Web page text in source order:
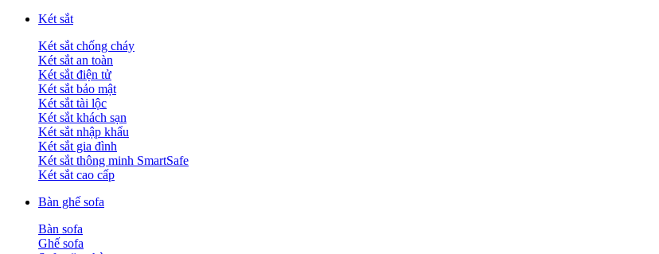
Két sắt
Két sắt chống cháy
Két sắt an toàn
Két sắt điện tử
Két sắt bảo mật
Két sắt tài lộc
Két sắt khách sạn
Két sắt nhập khẩu
Két sắt gia đình
Két sắt thông minh SmartSafe
Két sắt cao cấp
Bàn ghế sofa
Bàn sofa
Ghế sofa